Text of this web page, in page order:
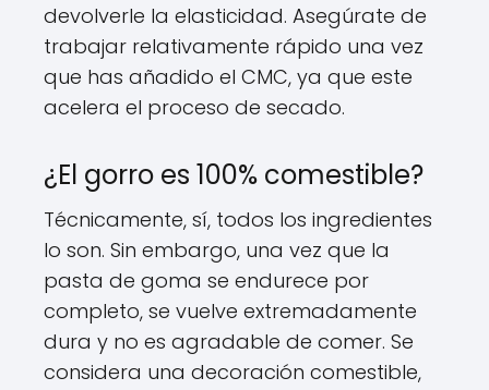
devolverle la elasticidad. Asegúrate de
trabajar relativamente rápido una vez
que has añadido el CMC, ya que este
acelera el proceso de secado.
¿El gorro es 100% comestible?
Técnicamente, sí, todos los ingredientes
lo son. Sin embargo, una vez que la
pasta de goma se endurece por
completo, se vuelve extremadamente
dura y no es agradable de comer. Se
considera una decoración comestible,